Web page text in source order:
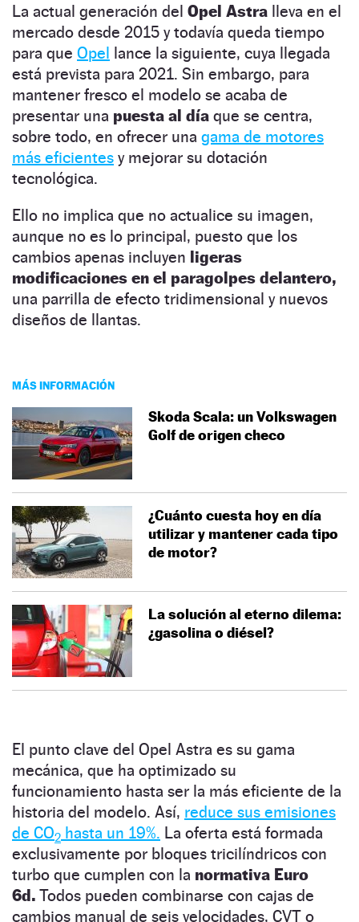
La actual generación del Opel Astra lleva en el
mercado desde 2015 y todavía queda tiempo
para que Opel lance la siguiente, cuya llegada
está prevista para 2021. Sin embargo, para
mantener fresco el modelo se acaba de
presentar una puesta al día que se centra,
sobre todo, en ofrecer una gama de motores
más eficientes y mejorar su dotación
tecnológica.
Ello no implica que no actualice su imagen,
aunque no es lo principal, puesto que los
cambios apenas incluyen ligeras
modificaciones en el paragolpes delantero,
una parrilla de efecto tridimensional y nuevos
diseños de llantas.
MÁS INFORMACIÓN
Skoda Scala: un Volkswagen
Golf de origen checo
¿Cuánto cuesta hoy en día
utilizar y mantener cada tipo
de motor?
La solución al eterno dilema:
¿gasolina o diésel?
El punto clave del Opel Astra es su gama
mecánica, que ha optimizado su
funcionamiento hasta ser la más eficiente de la
historia del modelo. Así, reduce sus emisiones
de CO2 hasta un 19%. La oferta está formada
exclusivamente por bloques tricilíndricos con
turbo que cumplen con la normativa Euro
6d. Todos pueden combinarse con cajas de
cambios manual de seis velocidades, CVT o